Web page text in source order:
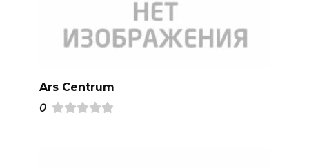
Ars Centrum
0